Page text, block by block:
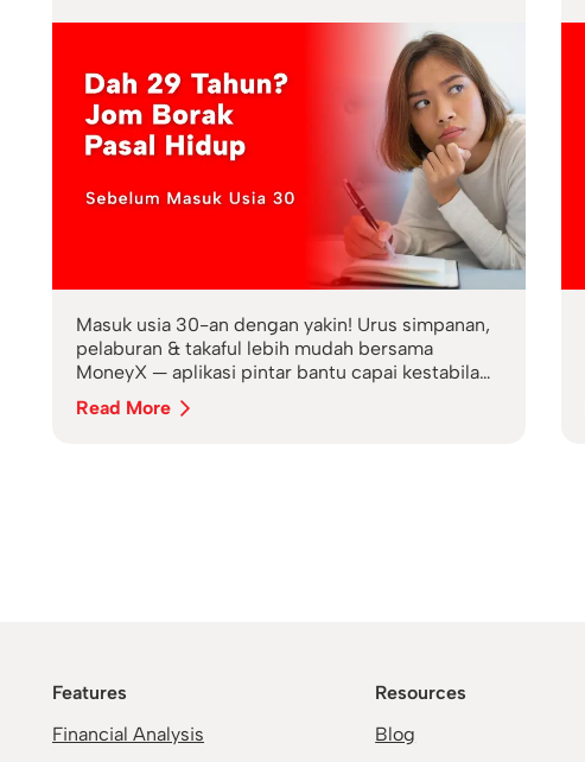
Masuk usia 30-an dengan yakin! Urus simpanan,
pelaburan & takaful lebih mudah bersama
MoneyX — aplikasi pintar bantu capai kestabilan
kewangan masa depan.
Read More
Features
Financial Analysis
Resources
Blog